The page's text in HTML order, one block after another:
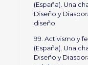
(España). Una
Diseño y
diseño
99. Activismo y
(España). Una
Diseño y